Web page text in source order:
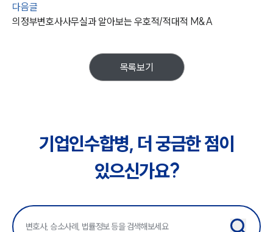
센터소개
다음글
의정부변호사사무실과 알아보는 우호적/적대적 M&A
목록보기
기업인수합병, 더 궁금한 점이
있으신가요?